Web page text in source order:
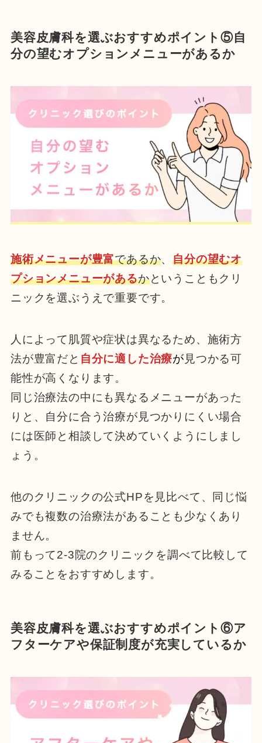
美容皮膚科を選ぶおすすめポイント⑤自
分の望むオプションメニューがあるか
施術メニューが豊富であるか、自分の望むオ
プションメニューがあるかということもクリ
ニックを選ぶうえで重要です。
人によって肌質や症状は異なるため、施術方
法が豊富だと 自分に適した治療が 見つかる可
能性が高くなります。
同じ治療法の中にも異なるメニューがあった
りと、自分に合う治療が見つかりにくい場合
には医師と相談して決めていくようにしまし
ょう。
他のクリニックの公式HPを見比べて、同じ悩
みでも複数の治療法があることも少なくあり
ません。
前もって2-3院のクリニックを調べて比較して
みることをおすすめします。
美容皮膚科を選ぶおすすめポイント⑥ア
フターケアや保証制度が充実しているか